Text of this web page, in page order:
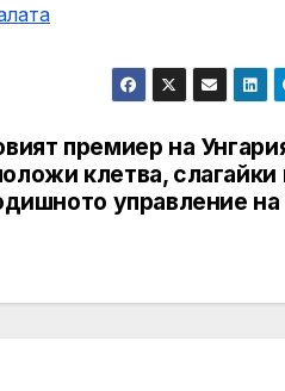
премиер на
клетва, слагайки
управление